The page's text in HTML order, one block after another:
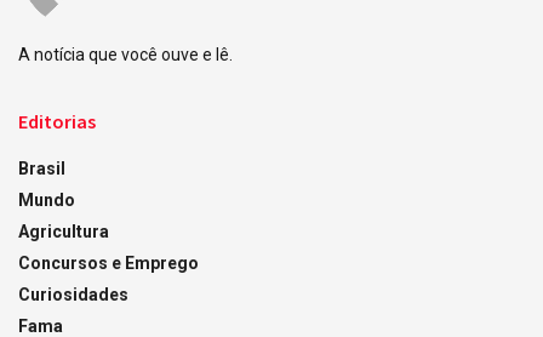
A notícia que você ouve e lê.
Editorias
Brasil
Mundo
Agricultura
Concursos e Emprego
Curiosidades
Fama